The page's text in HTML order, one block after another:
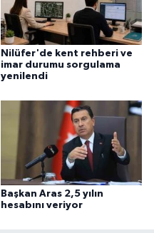
Nilüfer'de kent rehberi ve
imar durumu sorgulama
yenilendi
Başkan Aras 2,5 yılın
hesabını veriyor